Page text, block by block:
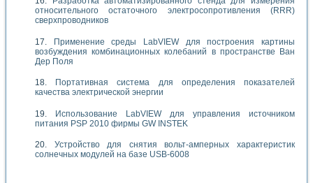
относительного остаточного электросопротивления (RRR)
сверхпроводников
Применение среды LabVIEW для построения картины
возбуждения комбинационных колебаний в пространстве Ван
Дер Поля
Портативная система для определения показателей
качества электрической энергии
Использование LabVIEW для управления источником
питания PSP 2010 фирмы GW INSTEK
Устройство для снятия вольт-амперных характеристик
солнечных модулей на базе USB-6008